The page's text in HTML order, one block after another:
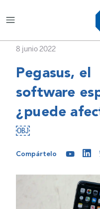
8 junio 2022
Pegasus, el
software
¿puede
￼
Compártelo